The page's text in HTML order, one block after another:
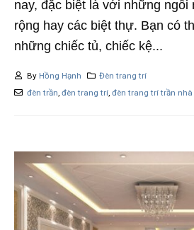
nay, đặc biệt là với những ngôi
rộng hay các biệt thự. Bạn có
những chiếc tủ, chiếc kệ...
By Hồng Hạnh
Đèn trang trí
đèn trần, đèn trang trí, đèn trang trí trần nhà